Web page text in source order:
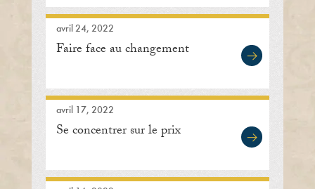
avril 24, 2022
Faire face au changement
avril 17, 2022
Se concentrer sur le prix